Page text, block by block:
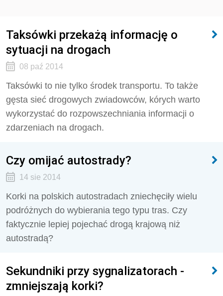
Taksówki przekażą informację o
sytuacji na drogach
08 paź 2014
Taksówki to nie tylko środek transportu. To także
gęsta sieć drogowych zwiadowców, kórych warto
wykorzystać do rozpowszechniania informacji o
zdarzeniach na drogach.
Czy omijać autostrady?
14 sie 2014
Korki na polskich autostradach zniechęciły wielu
podróżnych do wybierania tego typu tras. Czy
faktycznie lepiej pojechać drogą krajową niż
autostradą?
Sekundniki przy sygnalizatorach -
zmniejszają korki?